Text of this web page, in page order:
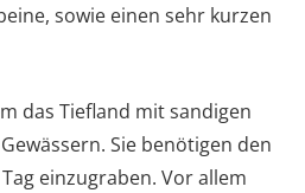
sowie einen sehr kurzen
das Tiefland mit sandigen
Sie benötigen den
einzugraben. Vor allem